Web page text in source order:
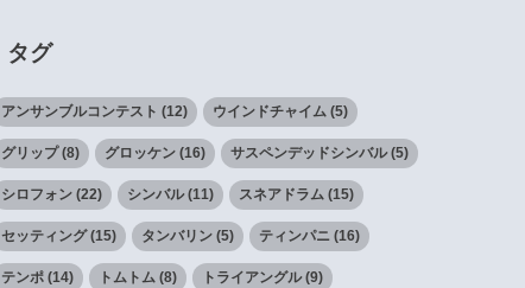
タグ
アンサンブルコンテスト (12) ウインドチャイム (5)
グリップ(8) グロッケン (16) サスペンデッドシンバル(5)
シロフォン (22) シンバル(11) スネアドラム (15)
セッティング(15) タンバリン (5) ティンパニ (16)
テンポ (14) トムトム (8) トライアングル(9)